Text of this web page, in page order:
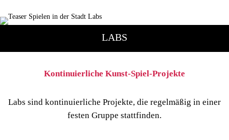
LABS
Kontinuierliche Kunst-Spiel-Projekte
Labs sind kontinuierliche Projekte, die regelmäßig in einer
festen Gruppe stattfinden.